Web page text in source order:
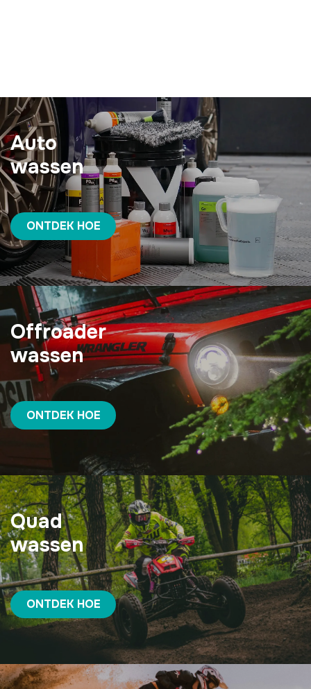
Auto
wassen
ONTDEK HOE
Offroader
wassen
ONTDEK HOE
Quad
wassen
ONTDEK HOE